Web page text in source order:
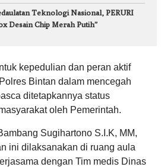
Teknologi Nasional, PERURI
Desain Chip Merah Putih”
kepedulian dan peran aktif
Bintan dalam mencegah
ditetapkannya status
oleh Pemerintah.
Sugihartono S.I.K, MM,
ini dilaksanakan di ruang aula
dengan Tim medis Dinas